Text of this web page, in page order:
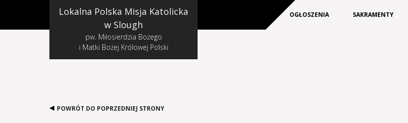
Lokalna Polska Misja Katolicka
w Slough
pw. Miłosierdzia Bożego
i Matki Bożej Królowej Polski
OGŁOSZENIA SAKRAMENTY
POWRÓT DO POPRZEDNIEJ STRONY